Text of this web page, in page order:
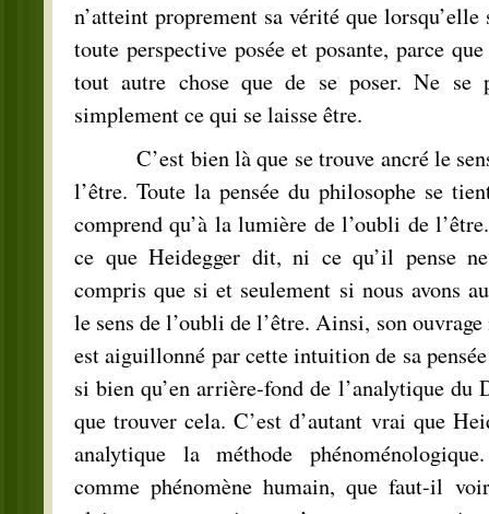
n’atteint proprement sa vérité que lorsqu’elle
toute perspective posée et posante, parce
tout autre chose que de se poser. Ne se
simplement ce qui se laisse être.
C’est bien là que se trouve ancré le
l’être. Toute la pensée du philosophe se
comprend qu’à la lumière de l’oubli de
ce que Heidegger dit, ni ce qu’il pense
compris que si et seulement si nous avons
le sens de l’oubli de l’être. Ainsi, son
est aiguillonné par cette intuition de sa
si bien qu’en arrière-fond de l’analytique du
que trouver cela. C’est d’autant vrai que
analytique la méthode
comme phénomène humain, que faut-il